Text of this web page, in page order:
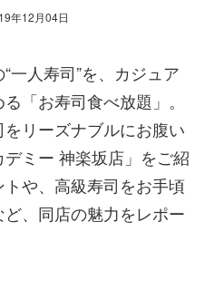
年12月04日
一人寿司”を、カジュア
「お寿司食べ放題」。
リーズナブルにお腹い
ミー 神楽坂店」をご紹
や、高級寿司をお手頃
、同店の魅力をレポー